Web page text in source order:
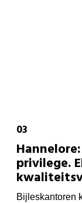
privilege.
Bijleskantoren